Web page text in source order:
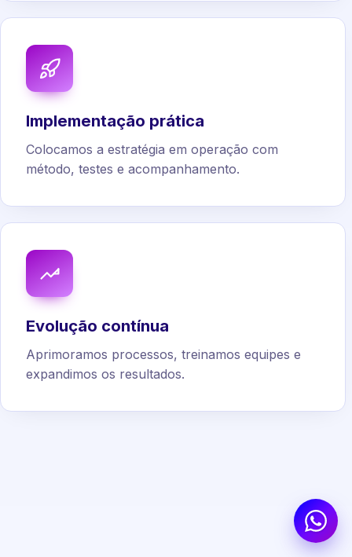
Implementação prática
Colocamos a estratégia em operação com
método, testes e acompanhamento.
Evolução contínua
Aprimoramos processos, treinamos equipes e
expandimos os resultados.